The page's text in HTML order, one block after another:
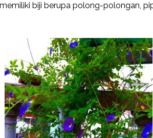
biji berupa polong-polongan,